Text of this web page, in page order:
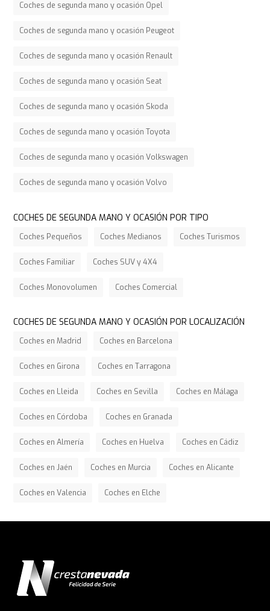
Coches de segunda mano y ocasión Opel
Coches de segunda mano y ocasión Peugeot
Coches de segunda mano y ocasión Renault
Coches de segunda mano y ocasión Seat
Coches de segunda mano y ocasión Skoda
Coches de segunda mano y ocasión Toyota
Coches de segunda mano y ocasión Volkswagen
Coches de segunda mano y ocasión Volvo
COCHES DE SEGUNDA MANO Y OCASIÓN POR TIPO
Coches Pequeños Coches Medianos Coches Turismos
Coches Familiar Coches SUV y 4X4
Coches Monovolumen Coches Comercial
COCHES DE SEGUNDA MANO Y OCASIÓN POR LOCALIZACIÓN
Coches en Madrid Coches en Barcelona
Coches en Girona Coches en Tarragona
Coches en Lleida Coches en Sevilla Coches en Málaga
Coches en Córdoba Coches en Granada
Coches en Almería Coches en Huelva Coches en Cádiz
Coches en Jaén Coches en Murcia Coches en Alicante
Coches en Valencia Coches en Elche